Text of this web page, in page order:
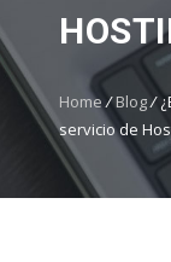
Home/ Blog/
servicio de